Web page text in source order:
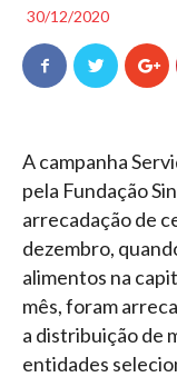
30/12/2020
A campanha
pela Fundação
arrecadação de
dezembro,
alimentos na
mês, foram
a distribuição de
entidades